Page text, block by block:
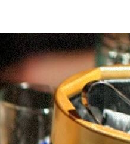
이금로
조회수 69 회
2022.10.24
윤회전생론
이금로